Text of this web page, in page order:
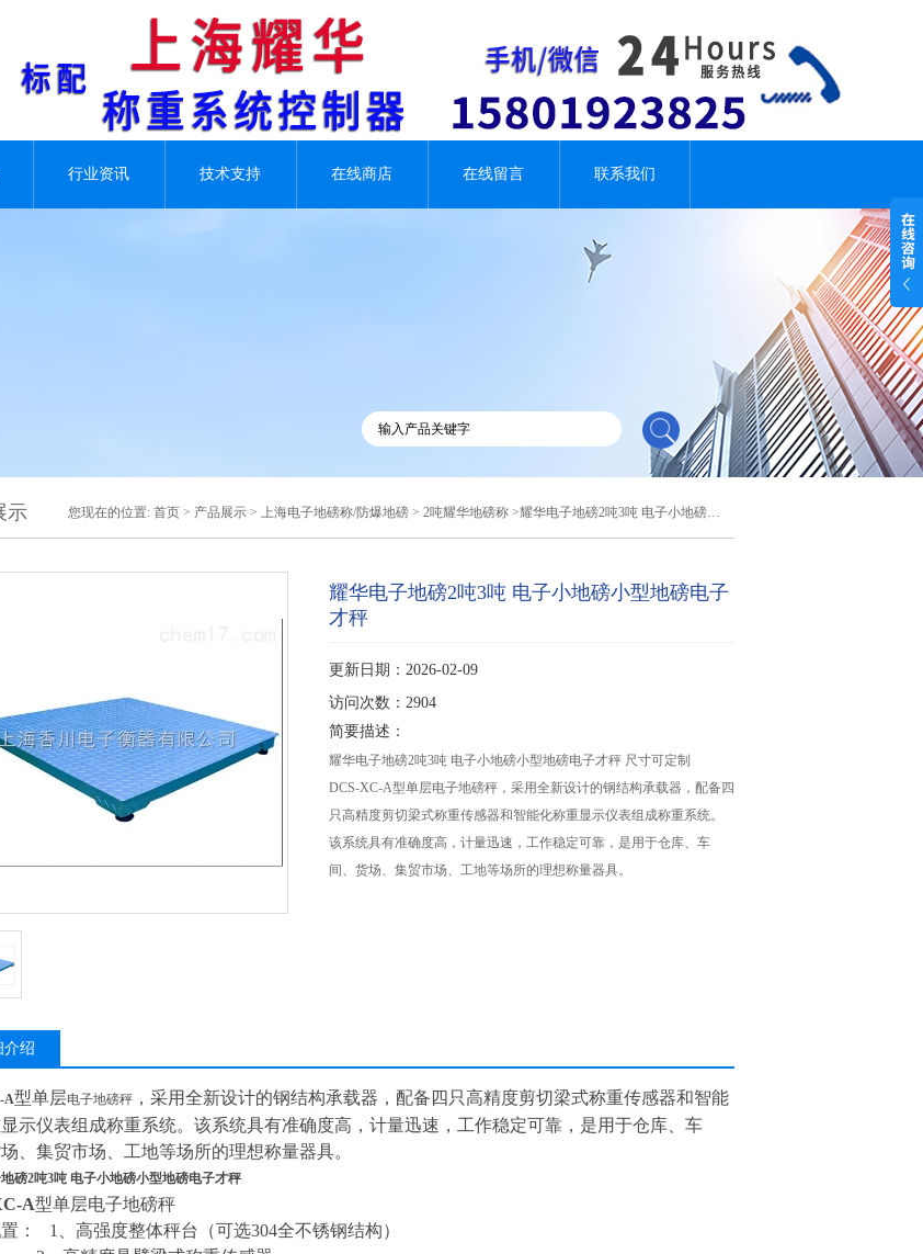
行业资讯 技术支持 在线商店 在线留言 联系我们
示 您现在的位置: 首页 > 产品展示 > 上海电子地磅称/防爆地磅 > 2吨耀华地磅称 >耀华电子地磅2吨3吨 电子小地磅小型地磅电子才秤
耀华电子地磅2吨3吨 电子小地磅小型地磅电子
才秤
更新日期：2026-02-09
访问次数：2904
简要描述：
耀华电子地磅2吨3吨 电子小地磅小型地磅电子才秤 尺寸可定制
DCS-XC-A型单层电子地磅秤，采用全新设计的钢结构承载器，配备四
只高精度剪切梁式称重传感器和智能化称重显示仪表组成称重系统。
该系统具有准确度高，计量迅速，工作稳定可靠，是用于仓库、车
间、货场、集贸市场、工地等场所的理想称量器具。
介绍
A型单层电子地磅秤 ，采用全新设计的钢结构承载器，配备四只高精度剪切梁式称重传感器和智能
示仪表组成称重系统。该系统具有准确度高，计量迅速，工作稳定可靠，是用于仓库、车
、集贸市场、工地等场所的理想称量器具。
磅2吨3吨 电子小地磅小型地磅电子才秤
A型单层电子地磅秤
： 1、高强度整体秤台（可选304全不锈钢结构）